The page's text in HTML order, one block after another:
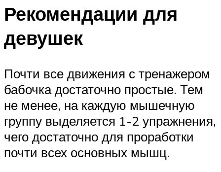
Рекомендации для
девушек
Почти все движения с тренажером
бабочка достаточно простые. Тем
не менее, на каждую мышечную
группу выделяется 1-2 упражнения,
чего достаточно для проработки
почти всех основных мышц.